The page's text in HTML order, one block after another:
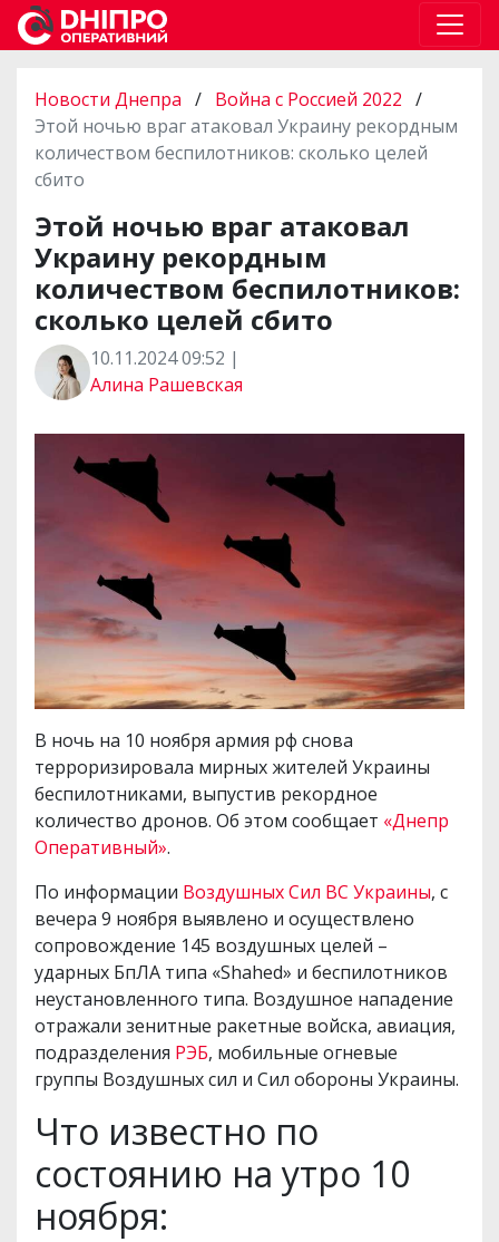
Новости Днепра / Война с Россией 2022 /
Этой ночью враг атаковал Украину рекордным
количеством беспилотников: сколько целей
сбито
Этой ночью враг атаковал
Украину рекордным
количеством беспилотников:
сколько целей сбито
10.11.2024 09:52 |
Алина Рашевская
В ночь на 10 ноября армия рф снова
терроризировала мирных жителей Украины
беспилотниками, выпустив рекордное
количество дронов. Об этом сообщает «Днепр
Оперативный».
По информации Воздушных Сил ВС Украины, с
вечера 9 ноября выявлено и осуществлено
сопровождение 145 воздушных целей –
ударных БпЛА типа «Shahed» и беспилотников
неустановленного типа. Воздушное нападение
отражали зенитные ракетные войска, авиация,
подразделения РЭБ, мобильные огневые
группы Воздушных сил и Сил обороны Украины.
Что известно по
состоянию на утро 10
ноября: